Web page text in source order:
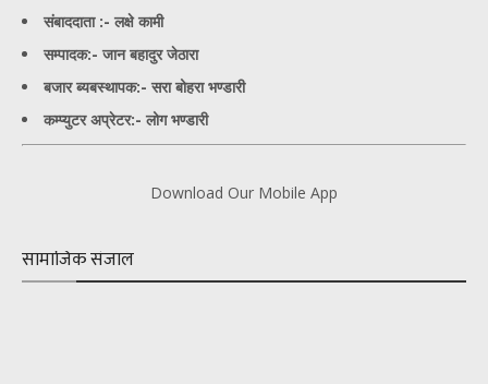
संबाददाता :- लक्षे कामी
सम्पादक:- जान बहादुर जेठारा
बजार ब्यबस्थापक:- सरा बोहरा भण्डारी
कम्प्युटर अप्रेटर:- लोग भण्डारी
Download Our Mobile App
सामाजिक संजाल